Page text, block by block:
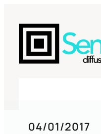
contenu
04/01/2017